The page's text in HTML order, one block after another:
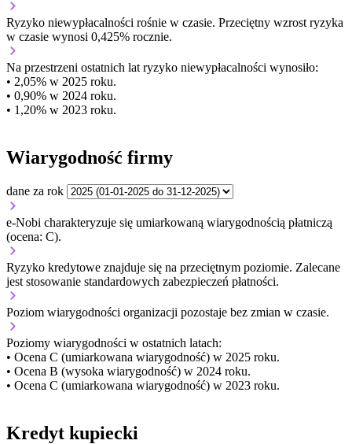
Ryzyko niewypłacalności rośnie w czasie. Przeciętny wzrost ryzyka
w czasie wynosi 0,425% rocznie.
Na przestrzeni ostatnich lat ryzyko niewypłacalności wynosiło:
• 2,05% w 2025 roku.
• 0,90% w 2024 roku.
• 1,20% w 2023 roku.
Wiarygodność firmy
dane za rok
e-Nobi charakteryzuje się umiarkowaną wiarygodnością płatniczą
(ocena: C).
Ryzyko kredytowe znajduje się na przeciętnym poziomie. Zalecane
jest stosowanie standardowych zabezpieczeń płatności.
Poziom wiarygodności organizacji pozostaje bez zmian w czasie.
Poziomy wiarygodności w ostatnich latach:
• Ocena C (umiarkowana wiarygodność) w 2025 roku.
• Ocena B (wysoka wiarygodność) w 2024 roku.
• Ocena C (umiarkowana wiarygodność) w 2023 roku.
Kredyt kupiecki